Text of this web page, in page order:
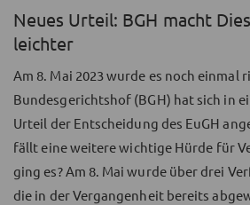
Neues Urteil: BGH macht
leichter
Am 8. Mai 2023 wurde es noch einmal
Bundesgerichtshof (BGH) hat sich in
Urteil der Entscheidung des EuGH
fällt eine weitere wichtige Hürde für
ging es? Am 8. Mai wurde über drei
die in der Vergangenheit bereits